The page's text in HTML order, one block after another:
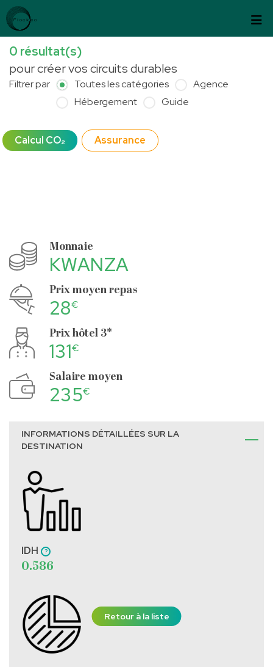
Passer au contenu
0 résultat(s)
pour créer vos circuits durables
Filtrer par Toutes les catégories
Agence
Hébergement
Guide
Calcul CO₂ Assurance
Retour à la liste
Monnaie
KWANZA
Prix moyen repas
28€
Prix hôtel 3*
131€
Salaire moyen
235€
INFORMATIONS DÉTAILLÉES SUR LA
DESTINATION
IDH
0.586
Panneau de gestion des cookies